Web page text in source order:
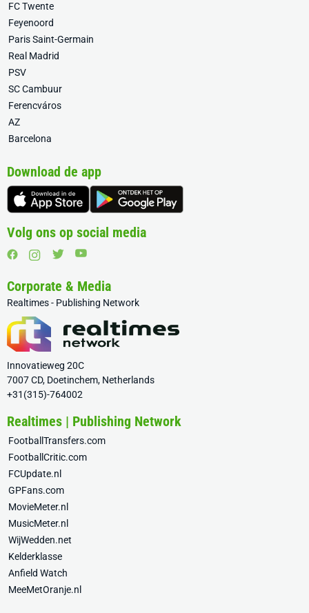
FC Twente
Feyenoord
Paris Saint-Germain
Real Madrid
PSV
SC Cambuur
Ferencváros
AZ
Barcelona
Download de app
Volg ons op social media
Corporate & Media
Realtimes - Publishing Network
Innovatieweg 20C
7007 CD, Doetinchem, Netherlands
+31(315)-764002
Realtimes | Publishing Network
FootballTransfers.com
FootballCritic.com
FCUpdate.nl
GPFans.com
MovieMeter.nl
MusicMeter.nl
WijWedden.net
Kelderklasse
Anfield Watch
MeeMetOranje.nl